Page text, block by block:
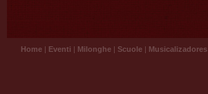
Home | Eventi | Milonghe | Scuole | Musicalizadores